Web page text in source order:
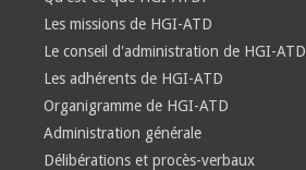
Les missions de HGI-ATD
Le conseil d'administration de HGI-ATD
Les adhérents de HGI-ATD
Organigramme de HGI-ATD
Administration générale
Délibérations et procès-verbaux